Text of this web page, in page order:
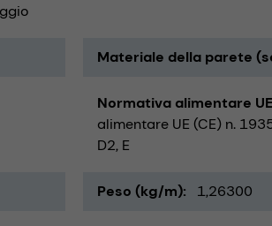
Materiale della parete
Normativa alimentare
alimentare UE (CE) n.
D2, E
Peso (kg/m) 1,26300